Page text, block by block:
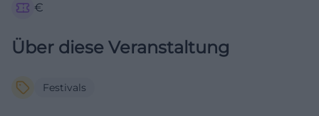
€
Über diese Veranstaltung
Festivals